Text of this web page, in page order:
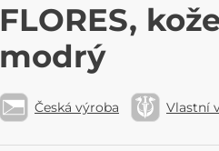
FLORES,
modrý
Česká výroba Vlastní